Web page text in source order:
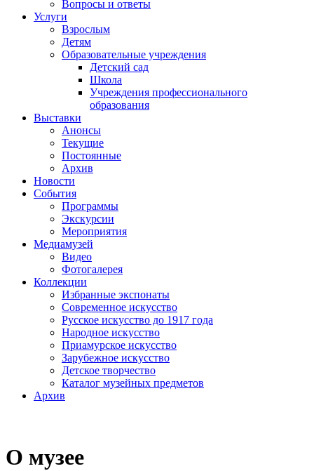
Вопросы и ответы
Услуги
Взрослым
Детям
Образовательные учреждения
Детский сад
Школа
Учреждения профессионального
образования
Выставки
Анонсы
Текущие
Постоянные
Архив
Новости
События
Программы
Экскурсии
Мероприятия
Медиамузей
Видео
Фотогалерея
Коллекции
Избранные экспонаты
Современное искусство
Русское искусство до 1917 года
Народное искусство
Приамурское искусство
Зарубежное искусство
Детское творчество
Каталог музейных предметов
Архив
О музее